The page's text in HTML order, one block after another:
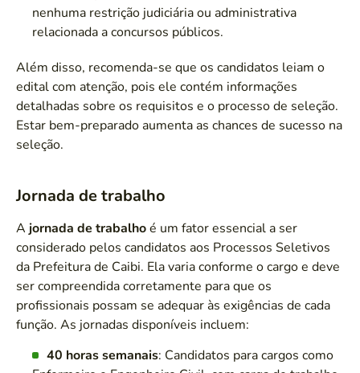
nenhuma restrição judiciária ou administrativa
relacionada a concursos públicos.
Além disso, recomenda-se que os candidatos leiam o
edital com atenção, pois ele contém informações
detalhadas sobre os requisitos e o processo de seleção.
Estar bem-preparado aumenta as chances de sucesso na
seleção.
Jornada de trabalho
A jornada de trabalhoé um fator essencial a ser
considerado pelos candidatos aos Processos Seletivos
da Prefeitura de Caibi. Ela varia conforme o cargo e deve
ser compreendida corretamente para que os
profissionais possam se adequar às exigências de cada
função. As jornadas disponíveis incluem:
40 horas semanais: Candidatos para cargos como